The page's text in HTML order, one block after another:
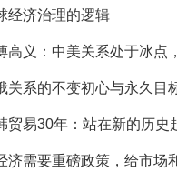
经济治理的逻辑
高义：中美关系处于冰点
关系的不变初心与永久目
贸易30年：站在新的历史
济需要重磅政策，给市场